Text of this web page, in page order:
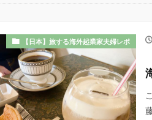
【日本】旅する海外起業家夫婦レポ